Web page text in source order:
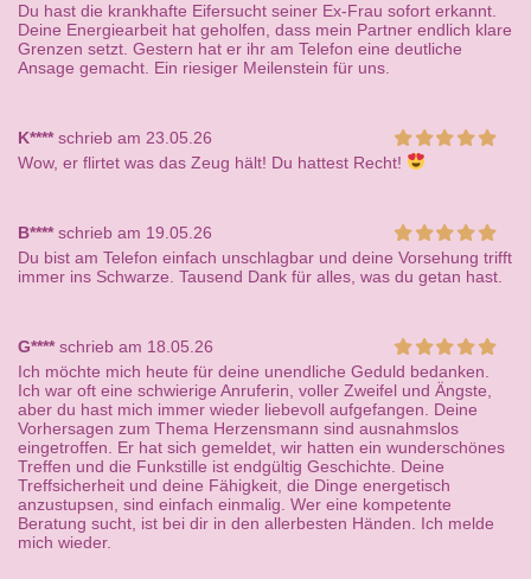
Du hast die krankhafte Eifersucht seiner Ex-Frau sofort erkannt.
Deine Energiearbeit hat geholfen, dass mein Partner endlich klare
Grenzen setzt. Gestern hat er ihr am Telefon eine deutliche
Ansage gemacht. Ein riesiger Meilenstein für uns.
K****schrieb am 23.05.26
Wow, er flirtet was das Zeug hält! Du hattest Recht!
B****schrieb am 19.05.26
Du bist am Telefon einfach unschlagbar und deine Vorsehung trifft
immer ins Schwarze. Tausend Dank für alles, was du getan hast.
G****schrieb am 18.05.26
Ich möchte mich heute für deine unendliche Geduld bedanken.
Ich war oft eine schwierige Anruferin, voller Zweifel und Ängste,
aber du hast mich immer wieder liebevoll aufgefangen. Deine
Vorhersagen zum Thema Herzensmann sind ausnahmslos
eingetroffen. Er hat sich gemeldet, wir hatten ein wunderschönes
Treffen und die Funkstille ist endgültig Geschichte. Deine
Treffsicherheit und deine Fähigkeit, die Dinge energetisch
anzustupsen, sind einfach einmalig. Wer eine kompetente
Beratung sucht, ist bei dir in den allerbesten Händen. Ich melde
mich wieder.